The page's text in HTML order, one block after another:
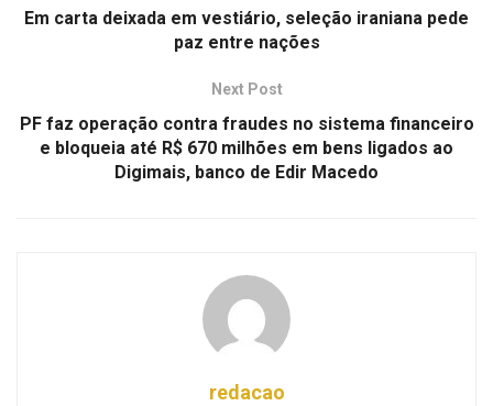
Em carta deixada em vestiário, seleção iraniana pede
paz entre nações
Next Post
PF faz operação contra fraudes no sistema financeiro
e bloqueia até R$ 670 milhões em bens ligados ao
Digimais, banco de Edir Macedo
redacao